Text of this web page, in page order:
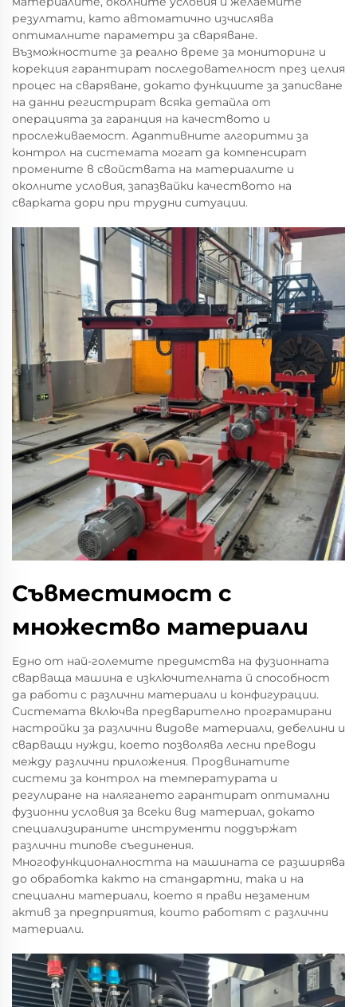
резултати, като автоматично изчислява
оптималните параметри за сваряване.
Възможностите за реално време за мониторинг и
корекция гарантират последователност през целия
процес на сваряване, докато функциите за записване
на данни регистрират всяка детайла от
операцията за гаранция на качеството и
прослеживаемост. Адаптивните алгоритми за
контрол на системата могат да компенсират
промените в свойствата на материалите и
околните условия, запазвайки качеството на
сварката дори при трудни ситуации.
Съвместимост с
множество материали
Едно от най-големите предимства на фузионната
сварваща машина е изключителната й способност
да работи с различни материали и конфигурации.
Системата включва предварително програмирани
настройки за различни видове материали, дебелини и
сварващи нужди, което позволява лесни преводи
между различни приложения. Продвинатите
системи за контрол на температурата и
регулиране на налягането гарантират оптимални
фузионни условия за всеки вид материал, докато
специализираните инструменти поддържат
различни типове съединения.
Многофункционалността на машината се разширява
до обработка както на стандартни, така и на
специални материали, което я прави незаменим
актив за предприятия, които работят с различни
материали.